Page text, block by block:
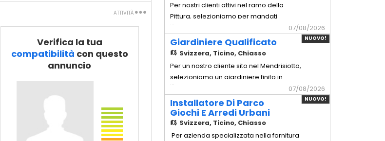
ATTIVITÀ
Stampa
Dillo a un
amico
Verifica la tua
compatibilità con questo
annuncio
preparazione accurata di malte e
compos
Per nostri clienti attivi nel ramo della
Pittura, selezioniamo per mandati
temporanei - Aiuto Pittore Mansioni
principali: - Protezione cantiere:
Copertura meticolosa di pavimenti,
Carteggiatura manuale o tramite
levigatrici
...
07/08/2026
NUOVO!
Giardiniere Qualificato
Svizzera, Ticino, Chiasso
Per un nostro cliente sito nel Mendrisiotto,
selezioniamo un giardiniere finito in
grado di gestire in autonomia sia la
manutenzione del verde che la creazione
di nuovi spazi esterni. - Giardiniere
Qualificato Mansionario - Creazione
giardini: Posa di tappeti erbosi,
...
07/08/2026
NUOVO!
Installatore Di Parco
Giochi E Arredi Urbani
Svizzera, Ticino, Chiasso
Per azienda specializzata nella fornitura